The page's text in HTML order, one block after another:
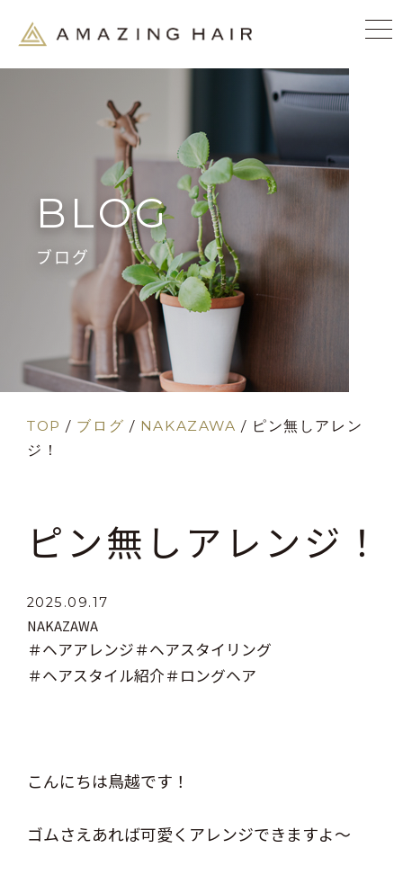
BLOG
ブログ
TOP / ブログ / NAKAZAWA / ピン無しアレン
ジ！
ピン無しアレンジ！
2025.09.17
NAKAZAWA
＃ヘアアレンジ＃ヘアスタイリング
＃ヘアスタイル紹介＃ロングヘア
こんにちは鳥越です！
ゴムさえあれば可愛くアレンジできますよ～